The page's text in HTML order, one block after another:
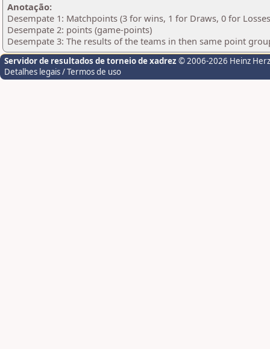
Anotação:
Desempate 1: Matchpoints (3 for wins, 1 for Draws, 0 for
Desempate 2: points (game-points)
Desempate 3: The results of the teams in then same point
Servidor de resultados de torneio de xadrez © 2006-2026 Heinz
Detalhes legais / Termos de uso